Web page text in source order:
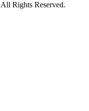
All Rights Reserved.